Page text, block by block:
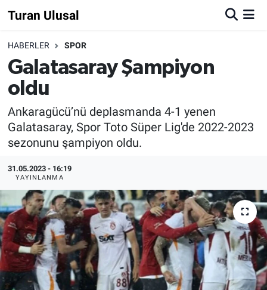
Turan Ulusal
HABERLER SPOR
Galatasaray Şampiyon
oldu
Ankaragücü’nü deplasmanda 4-1 yenen
Galatasaray, Spor Toto Süper Lig'de 2022-2023
sezonunu şampiyon oldu.
31.05.2023 - 16:19
YAYINLANMA